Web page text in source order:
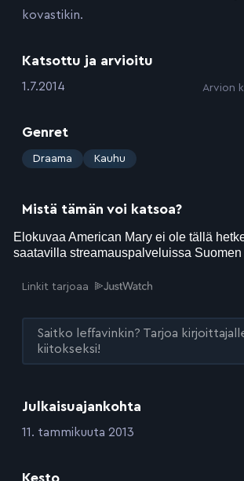
Julkaisuajankohta
:11. tammikuuta 2013
Kesto
kovastikin.
Katsottu ja arvioitu
:1.7.2014 Arvion
Genret
: Draama Kauhu
Mistä tämän voi katsoa?
Linkit tarjoaa
Saitko leffavinkin? Tarjoa
kiitokseksi!